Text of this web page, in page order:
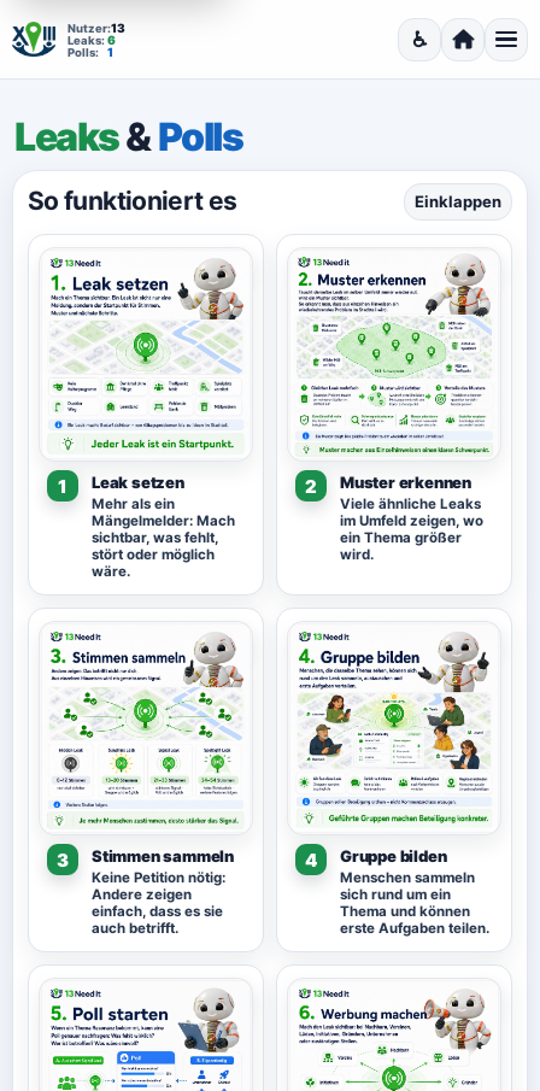
Nutzer:13
Leaks: 6
Polls: 1 ♿ Startseite
Leaks&Polls
So funktioniert es Einklappen
1 Leak setzen
Mehr als ein
Mängelmelder: Mach
sichtbar, was fehlt,
stört oder möglich
wäre.
2 Muster erkennen
Viele ähnliche Leaks
im Umfeld zeigen, wo
ein Thema größer
wird.
3 Stimmen sammeln
Keine Petition nötig:
Andere zeigen
einfach, dass es sie
auch betrifft.
4 Gruppe bilden
Menschen sammeln
sich rund um ein
Thema und können
erste Aufgaben teilen.